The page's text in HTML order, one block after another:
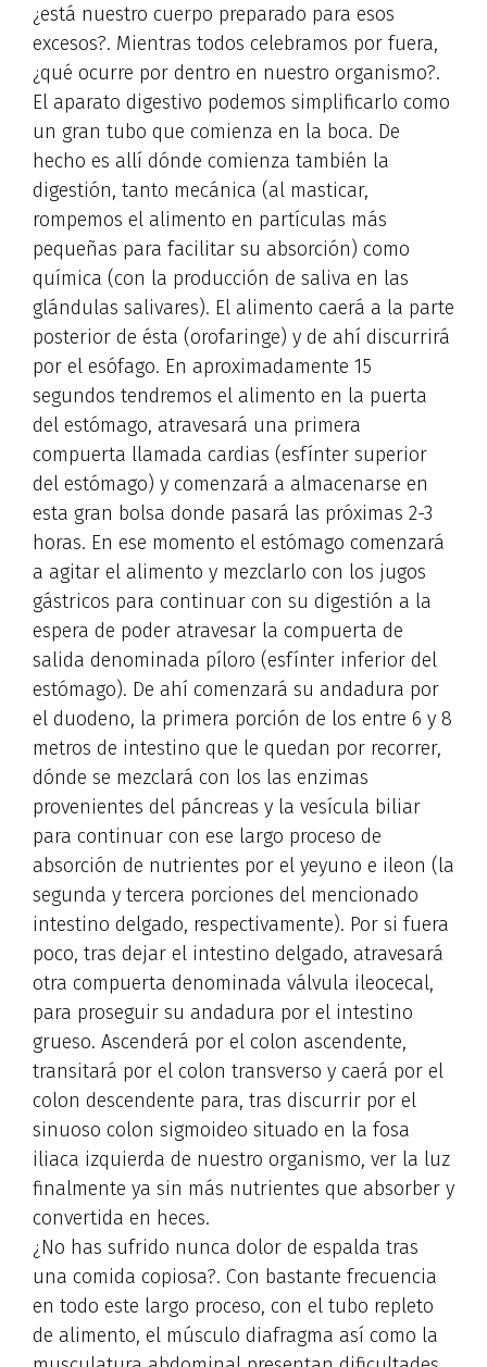
¿está nuestro cuerpo preparado para esos
excesos?. Mientras todos celebramos por fuera,
¿qué ocurre por dentro en nuestro organismo?.
El aparato digestivo podemos simplificarlo como
un gran tubo que comienza en la boca. De
hecho es allí dónde comienza también la
digestión, tanto mecánica (al masticar,
rompemos el alimento en partículas más
pequeñas para facilitar su absorción) como
química (con la producción de saliva en las
glándulas salivares). El alimento caerá a la parte
posterior de ésta (orofaringe) y de ahí discurrirá
por el esófago. En aproximadamente 15
segundos tendremos el alimento en la puerta
del estómago, atravesará una primera
compuerta llamada cardias (esfínter superior
del estómago) y comenzará a almacenarse en
esta gran bolsa donde pasará las próximas 2-3
horas. En ese momento el estómago comenzará
a agitar el alimento y mezclarlo con los jugos
gástricos para continuar con su digestión a la
espera de poder atravesar la compuerta de
salida denominada píloro (esfínter inferior del
estómago). De ahí comenzará su andadura por
el duodeno, la primera porción de los entre 6 y 8
metros de intestino que le quedan por recorrer,
dónde se mezclará con los las enzimas
provenientes del páncreas y la vesícula biliar
para continuar con ese largo proceso de
absorción de nutrientes por el yeyuno e ileon (la
segunda y tercera porciones del mencionado
intestino delgado, respectivamente). Por si fuera
poco, tras dejar el intestino delgado, atravesará
otra compuerta denominada válvula ileocecal,
para proseguir su andadura por el intestino
grueso. Ascenderá por el colon ascendente,
transitará por el colon transverso y caerá por el
colon descendente para, tras discurrir por el
sinuoso colon sigmoideo situado en la fosa
iliaca izquierda de nuestro organismo, ver la luz
finalmente ya sin más nutrientes que absorber y
convertida en heces.
¿No has sufrido nunca dolor de espalda tras
una comida copiosa?. Con bastante frecuencia
en todo este largo proceso, con el tubo repleto
de alimento, el músculo diafragma así como la